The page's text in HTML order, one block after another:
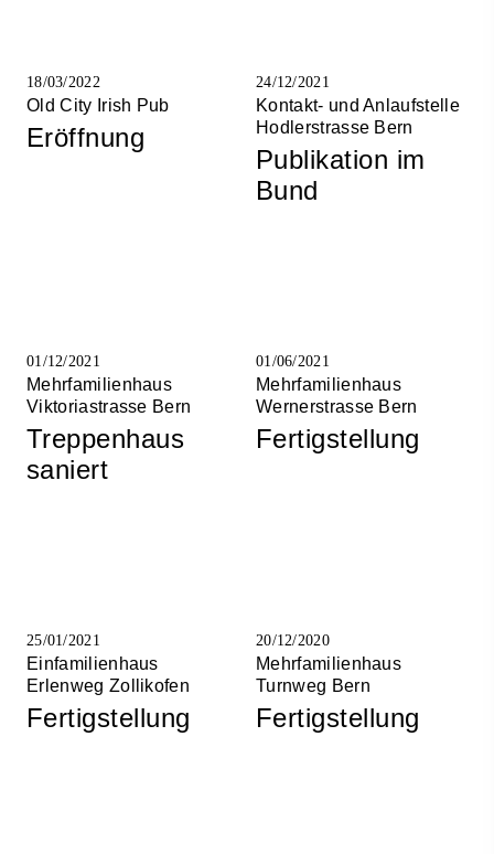
18/03/2022
Old City Irish Pub
Eröffnung
24/12/2021
Kontakt- und Anlaufstelle
Hodlerstrasse Bern
Publikation im
Bund
01/12/2021
Mehrfamilienhaus
Viktoriastrasse Bern
Treppenhaus
saniert
01/06/2021
Mehrfamilienhaus
Wernerstrasse Bern
Fertigstellung
25/01/2021
Einfamilienhaus
Erlenweg Zollikofen
Fertigstellung
20/12/2020
Mehrfamilienhaus
Turnweg Bern
Fertigstellung